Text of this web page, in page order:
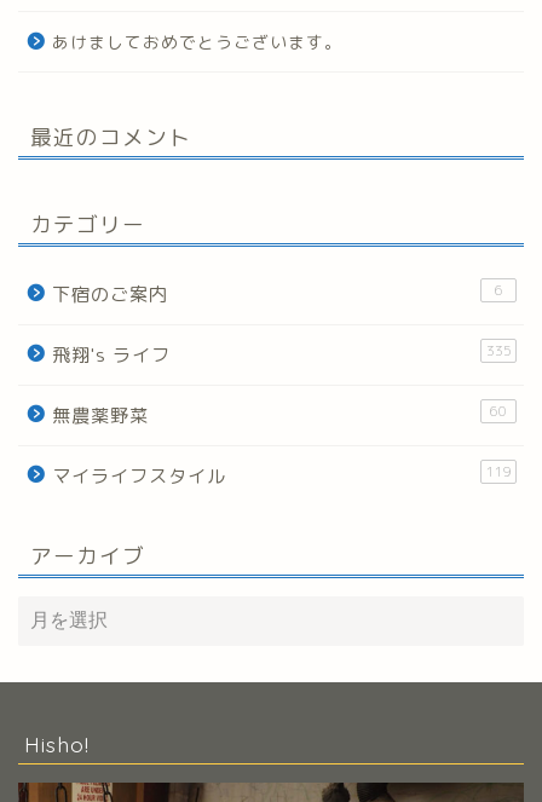
あけましておめでとうございます。
最近のコメント
カテゴリー
下宿のご案内 6
飛翔's ライフ 335
無農薬野菜 60
マイライフスタイル 119
アーカイブ
Hisho!